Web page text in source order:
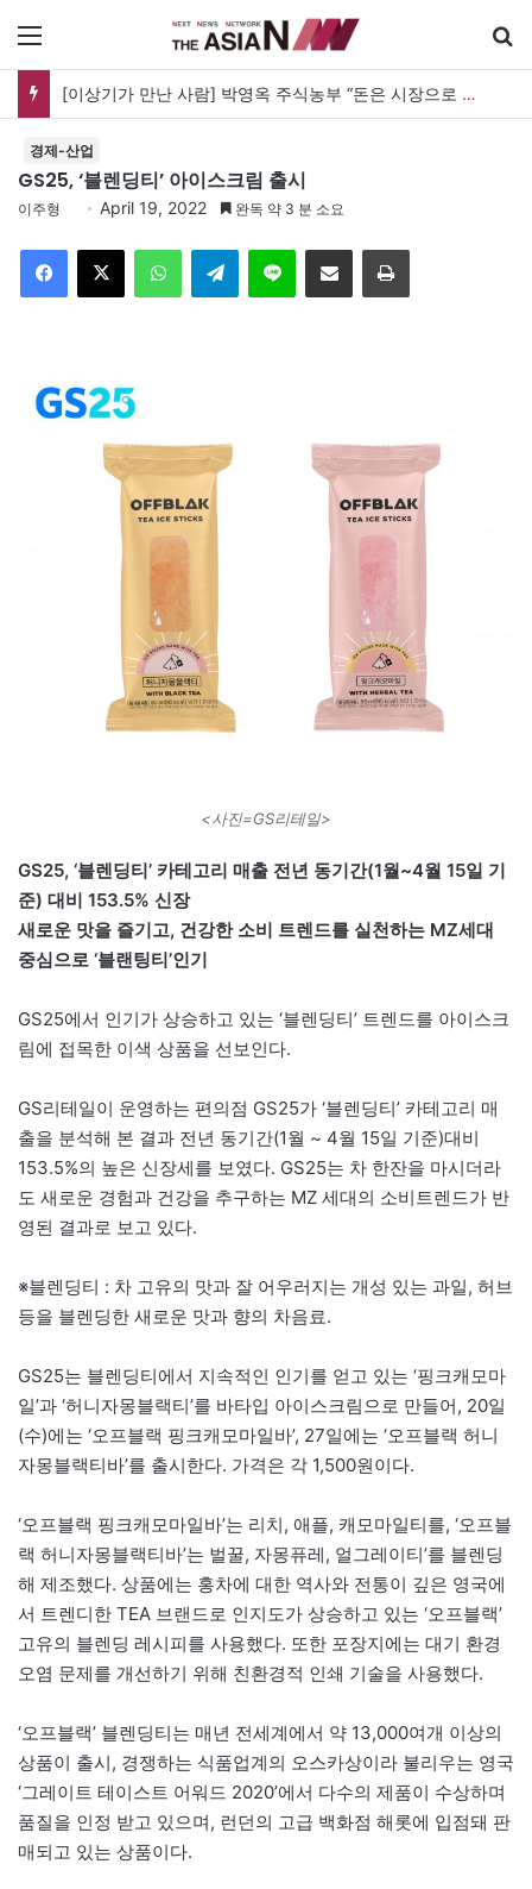
[이상기가 만난 사람] 박영옥 주식농부 “돈은 시장으로 갔지만, 투자는 사라지고 거래만 남았다”
경제-산업
GS25, ‘블렌딩티’ 아이스크림 출시
이주형 April 19, 2022 완독 약 3 분 소요
Telegram 이메일
<사진=GS리테일>
GS25, ‘블렌딩티’ 카테고리 매출 전년 동기간(1월~4월 15일 기
준) 대비 153.5% 신장
새로운 맛을 즐기고, 건강한 소비 트렌드를 실천하는 MZ세대
중심으로 ‘블랜팅티’인기
GS25에서 인기가 상승하고 있는 ‘블렌딩티’ 트렌드를 아이스크
림에 접목한 이색 상품을 선보인다.
GS리테일이 운영하는 편의점 GS25가 ‘블렌딩티’ 카테고리 매
출을 분석해 본 결과 전년 동기간(1월 ~ 4월 15일 기준)대비
153.5%의 높은 신장세를 보였다. GS25는 차 한잔을 마시더라
도 새로운 경험과 건강을 추구하는 MZ 세대의 소비트렌드가 반
영된 결과로 보고 있다.
※블렌딩티 : 차 고유의 맛과 잘 어우러지는 개성 있는 과일, 허브
등을 블렌딩한 새로운 맛과 향의 차음료.
GS25는 블렌딩티에서 지속적인 인기를 얻고 있는 ‘핑크캐모마
일’과 ‘허니자몽블랙티’를 바타입 아이스크림으로 만들어, 20일
(수)에는 ‘오프블랙 핑크캐모마일바’, 27일에는 ‘오프블랙 허니
자몽블랙티바’를 출시한다. 가격은 각 1,500원이다.
‘오프블랙 핑크캐모마일바’는 리치, 애플, 캐모마일티를, ‘오프블
랙 허니자몽블랙티바’는 벌꿀, 자몽퓨레, 얼그레이티’를 블렌딩
해 제조했다. 상품에는 홍차에 대한 역사와 전통이 깊은 영국에
서 트렌디한 TEA 브랜드로 인지도가 상승하고 있는 ‘오프블랙’
고유의 블렌딩 레시피를 사용했다. 또한 포장지에는 대기 환경
오염 문제를 개선하기 위해 친환경적 인쇄 기술을 사용했다.
‘오프블랙’ 블렌딩티는 매년 전세계에서 약 13,000여개 이상의
상품이 출시, 경쟁하는 식품업계의 오스카상이라 불리우는 영국
‘그레이트 테이스트 어워드 2020’에서 다수의 제품이 수상하며
품질을 인정 받고 있으며, 런던의 고급 백화점 해롯에 입점돼 판
매되고 있는 상품이다.